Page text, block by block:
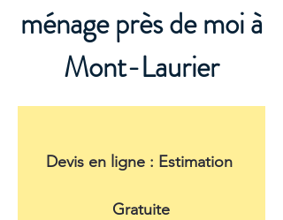
ménage près de moi à
Mont-Laurier
Devis en ligne : Estimation
Gratuite